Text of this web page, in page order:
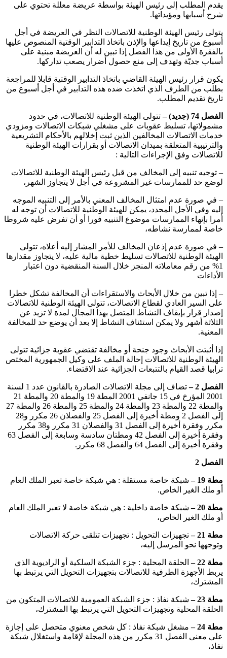
يقدم المطلب إلى رئيس الهيئة بواسطة عريضة معللة تحتوي على
شرح أسبابها ومؤيداتها.
يتولى رئيس الهيئة الوطنية للاتصالات النظر في العريضة في أجل
أسبوع من تاريخ إيداعها والإذن باتخاذ التدابير الوقتية المنصوص عليها
بالفقرة الأولى من هذا الفصل إذا تبين له أن العريضة مبنية على
أسباب جديّة وتهدف إلى منع حصول أضرار يصعب تداركها.
يكون قرار رئيس الهيئة القاضي باتخاذ التدابير الوقتية قابلا للمراجعة
بطلب من الطرف الذي اتخذت ضده هذه التدابير في أجل أسبوع من
تاريخ تقديم المطلب.
الفصل 74 (جديد) –
تتولى الهيئة الوطنية للاتصالات، في حدود
مشمولاتها، تسليط عقوبات على مشغلي شبكات الاتصالات ومزودي
خدمات الاتصالات المخالفين الذين ثبت إخلالهم بالأحكام التشريعية
والترتيبية المتعلقة بميدان الاتصالات أو بقرارات الهيئة الوطنية
للاتصالات وفق الإجراءات التالية :
– توجيه تنبيه إلى المخالف من قبل رئيس الهيئة الوطنية للاتصالات
لوضع حد للممارسات غير المشروعة في أجل لا يتجاوز الشهر،
– في صورة عدم امتثال المخالف المعني بالأمر إلى التنبيه الموجه
إليه وفي الأجل المحدد، يمكن للهيئة الوطنية للاتصالات أن توجه له
أمرا بإنهاء الممارسات موضوع التنبيه فورا أو أن تفرض عليه شروطا
خاصة لممارسة نشاطه،
– في صورة عدم إذعان المخالف للأمر المشار إليه أعلاه، تتولى
الهيئة الوطنية للاتصالات تسليط خطية مالية عليه، لا يتجاوز مقدارها
1% من رقم معاملاته المنجز خلال السنة المنقضية دون اعتبار
الأداءات
– إذا تبين من خلال الأبحاث والاستقراءات أن المخالفة تشكل خطرا
على السير العادي لقطاع الاتصالات، تتولى الهيئة الوطنية للاتصالات
إصدار قرار بإيقاف النشاط المتصل بهذا المجال لمدة لا تزيد عن
الثلاثة أشهر ولا يمكن استئناف النشاط إلا بعد أن يوضع حد للمخالفة
المعنية.
إذا أثبتت الأبحاث وجود جنحة أو مخالفة تقتضي عقوبة جزائية تتولى
الهيئة الوطنية للاتصالات إحالة الملف على وكيل الجمهورية المختص
ترابيا قصد القيام بالتتبعات الجزائية عند الاقتضاء.
الفصل 2 –
تضاف إلى مجلة الاتصالات الصادرة بالقانون عدد 1 لسنة
2001 المؤرخ في 15 جانفي 2001 المطة 19 والمطة 20 والمطة 21
والمطة 22 والمطة 23 والمطة 24 والمطة 25 والمطة 26 والمطة 27
إلى الفصل 2 ومطة أخيرة إلى الفصل 25 والفصلان 26 مكرر و28
مكرر وفقرة أخيرة إلى الفصل 31 والفصلان 31 مكرر و38 مكرر
وفقرة أخيرة إلى الفصل 42 ومطتان سادسة وسابعة إلى الفصل 63
وفقرة أخيرة إلى الفصل 64 والفصل 68 مكرر.
الفصل 2
مطة 19 –
شبكة خاصة مستقلة : هي شبكة خاصة تعبر الملك العام
أو ملك الغير الخاص.
مطة 20 –
شبكة خاصة داخلية : هي شبكة خاصة لا تعبر الملك العام
أو ملك الغير الخاص،
مطة 21 –
تجهيزات التحويل : تجهيزات تتلقى حركة الاتصالات
وتوجهها نحو المرسل إليه،
مطة 22 –
الحلقة المحلية : جزء الشبكة السلكية أو الراديوية الذي
يربط الأجهزة الطرفية للاتصالات بتجهيزات التحويل التي يرتبط بها
المشترك،
مطة 23 –
شبكة نفاذ : جزء الشبكة العمومية للاتصالات المتكون من
الحلقة المحلية وتجهيزات التحويل التي يرتبط بها المشترك،
مطة 24 –
مشغل شبكة نفاذ : كل شخص معنوي متحصل على إجازة
على معنى الفصل 31 مكرر من هذه المجلة لإقامة واستغلال شبكة
نفاذ،